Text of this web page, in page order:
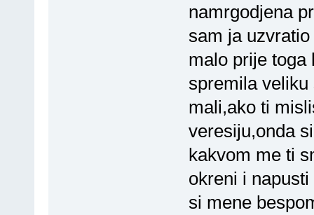
namrgodjena
sam ja
malo prije toga
spremila veliku
mali,ako ti
veresiju,onda
kakvom me ti
okreni i
si mene